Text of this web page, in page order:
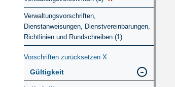
Verwaltungsvorschriften,
Dienstanweisungen, Dienstvereinbarungen,
Richtlinien und Rundschreiben (1)
Vorschriften zurücksetzen X
Gültigkeit